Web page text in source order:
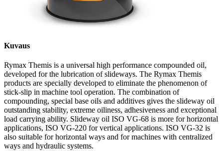
Kuvaus
Rymax Themis is a universal high performance compounded oil,
developed for the lubrication of slideways. The Rymax Themis
products are specially developed to eliminate the phenomenon of
stick-slip in machine tool operation. The combination of
compounding, special base oils and additives gives the slideway oil
outstanding stability, extreme oiliness, adhesiveness and exceptional
load carrying ability. Slideway oil ISO VG-68 is more for horizontal
applications, ISO VG-220 for vertical applications. ISO VG-32 is
also suitable for horizontal ways and for machines with centralized
ways and hydraulic systems.